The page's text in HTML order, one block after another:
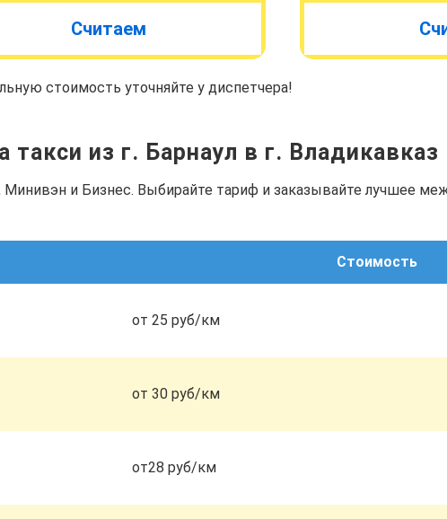
Считаем
стоимость уточняйте у диспетчера!
из г. Барнаул в г. Владикавказ
и Бизнес. Выбирайте тариф и заказывайте лучшее
Стоимость
от 25 руб/км
от 30 руб/км
от28 руб/км